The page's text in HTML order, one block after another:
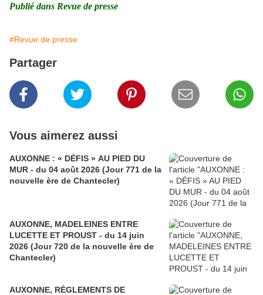
Publié dans Revue de presse
#Revue de presse
Partager
Vous aimerez aussi
AUXONNE : « DÉFIS » AU PIED DU
MUR - du 04 août 2026 (Jour 771 de la
nouvelle ère de Chantecler)
AUXONNE, MADELEINES ENTRE
LUCETTE ET PROUST - du 14 juin
2026 (Jour 720 de la nouvelle ère de
Chantecler)
AUXONNE, RÈGLEMENTS DE